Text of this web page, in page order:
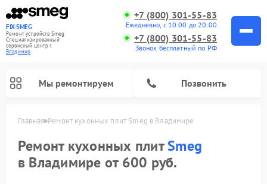
FIX-SMEG
Ремонт устройств Smeg
Специализированный
cервисный центр г.
Владимир
+7 (800) 301-55-83
Ежедневно, с 10:00 до 20:00
+7 (800) 301-55-83
Звонок бесплатный по РФ
Мы ремонтируем Позвонить
Главная Ремонт кухонных плит Smeg в Владимире
Ремонт кухонных плитSmeg
в Владимире от 600 руб.